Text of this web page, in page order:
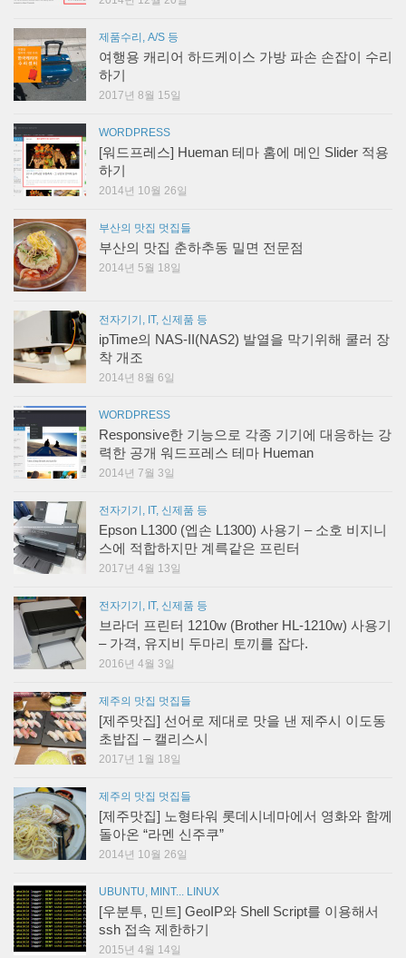
제품수리, A/S 등
여행용 캐리어 하드케이스 가방 파손 손잡이 수리
하기
2017년 8월 15일
WORDPRESS
[워드프레스] Hueman 테마 홈에 메인 Slider 적용
하기
2014년 10월 26일
부산의 맛집 멋집들
부산의 맛집 춘하추동 밀면 전문점
2014년 5월 18일
전자기기, IT, 신제품 등
ipTime의 NAS-II(NAS2) 발열을 막기위해 쿨러 장
착 개조
2014년 8월 6일
WORDPRESS
Responsive한 기능으로 각종 기기에 대응하는 강
력한 공개 워드프레스 테마 Hueman
2014년 7월 3일
전자기기, IT, 신제품 등
Epson L1300 (엡손 L1300) 사용기 – 소호 비지니
스에 적합하지만 계륵같은 프린터
2017년 4월 13일
전자기기, IT, 신제품 등
브라더 프린터 1210w (Brother HL-1210w) 사용기
– 가격, 유지비 두마리 토끼를 잡다.
2016년 4월 3일
제주의 맛집 멋집들
[제주맛집] 선어로 제대로 맛을 낸 제주시 이도동
초밥집 – 캘리스시
2017년 1월 18일
제주의 맛집 멋집들
[제주맛집] 노형타워 롯데시네마에서 영화와 함께
돌아온 “라멘 신주쿠”
2014년 10월 26일
UBUNTU, MINT... LINUX
[우분투, 민트] GeoIP와 Shell Script를 이용해서
ssh 접속 제한하기
2015년 4월 14일